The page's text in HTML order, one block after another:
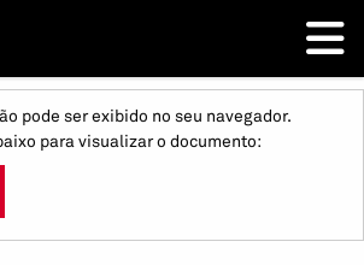
pode ser exibido no seu navegador.
para visualizar o documento: